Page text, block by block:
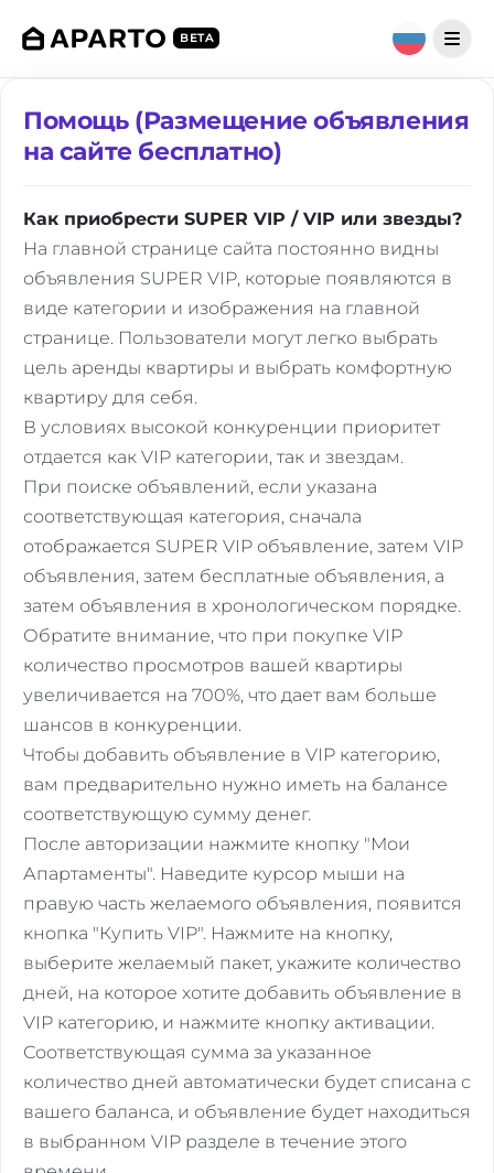
BETA
Помощь (Размещение объявления
на сайте бесплатно)
Как приобрести SUPER VIP / VIP или звезды?
На главной странице сайта постоянно видны
объявления SUPER VIP, которые появляются в
виде категории и изображения на главной
странице. Пользователи могут легко выбрать
цель аренды квартиры и выбрать комфортную
квартиру для себя.
В условиях высокой конкуренции приоритет
отдается как VIP категории, так и звездам.
При поиске объявлений, если указана
соответствующая категория, сначала
отображается SUPER VIP объявление, затем VIP
объявления, затем бесплатные объявления, а
затем объявления в хронологическом порядке.
Обратите внимание, что при покупке VIP
количество просмотров вашей квартиры
увеличивается на 700%, что дает вам больше
шансов в конкуренции.
Чтобы добавить объявление в VIP категорию,
вам предварительно нужно иметь на балансе
соответствующую сумму денег.
После авторизации нажмите кнопку "Мои
Апартаменты". Наведите курсор мыши на
правую часть желаемого объявления, появится
кнопка "Купить VIP". Нажмите на кнопку,
выберите желаемый пакет, укажите количество
дней, на которое хотите добавить объявление в
VIP категорию, и нажмите кнопку активации.
Соответствующая сумма за указанное
количество дней автоматически будет списана с
вашего баланса, и объявление будет находиться
в выбранном VIP разделе в течение этого